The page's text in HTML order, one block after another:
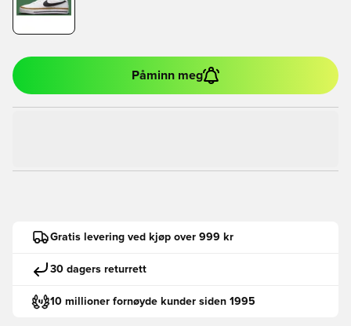
Påminn meg
Gratis levering ved kjøp over 999 kr
30 dagers returrett
10 millioner fornøyde kunder siden 1995